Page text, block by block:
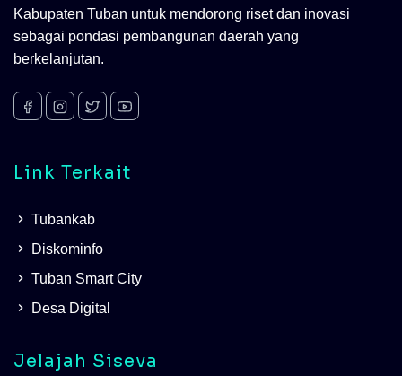
Kabupaten Tuban untuk mendorong riset dan inovasi
sebagai pondasi pembangunan daerah yang
berkelanjutan.
Link Terkait
Tubankab
Diskominfo
Tuban Smart City
Desa Digital
Jelajah Siseva